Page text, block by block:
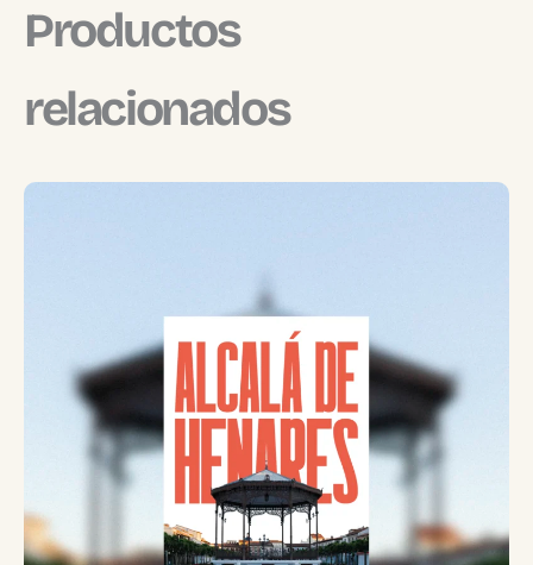
Productos
relacionados